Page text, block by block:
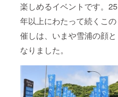
楽しめるイベントです。25
年以上にわたって続くこの
催しは、いまや雪浦の顔と
なりました。